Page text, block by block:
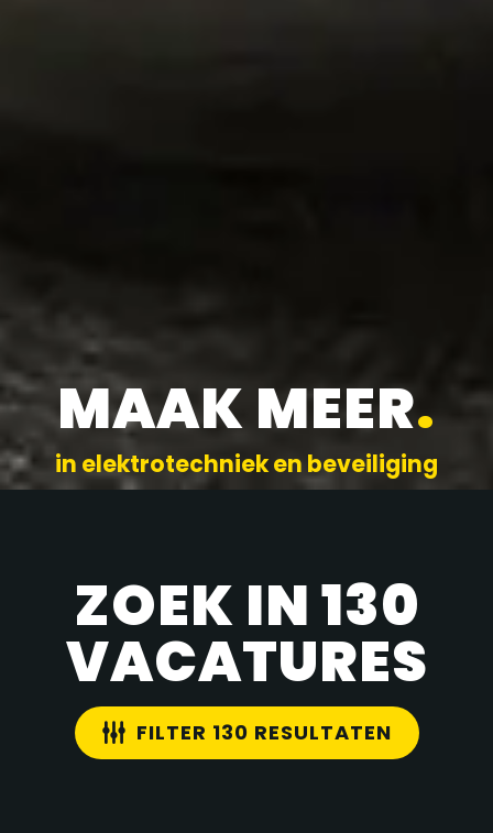
MAAK MEER.
in elektrotechniek en beveiliging
ZOEK IN 130
VACATURES
FILTER 130 RESULTATEN